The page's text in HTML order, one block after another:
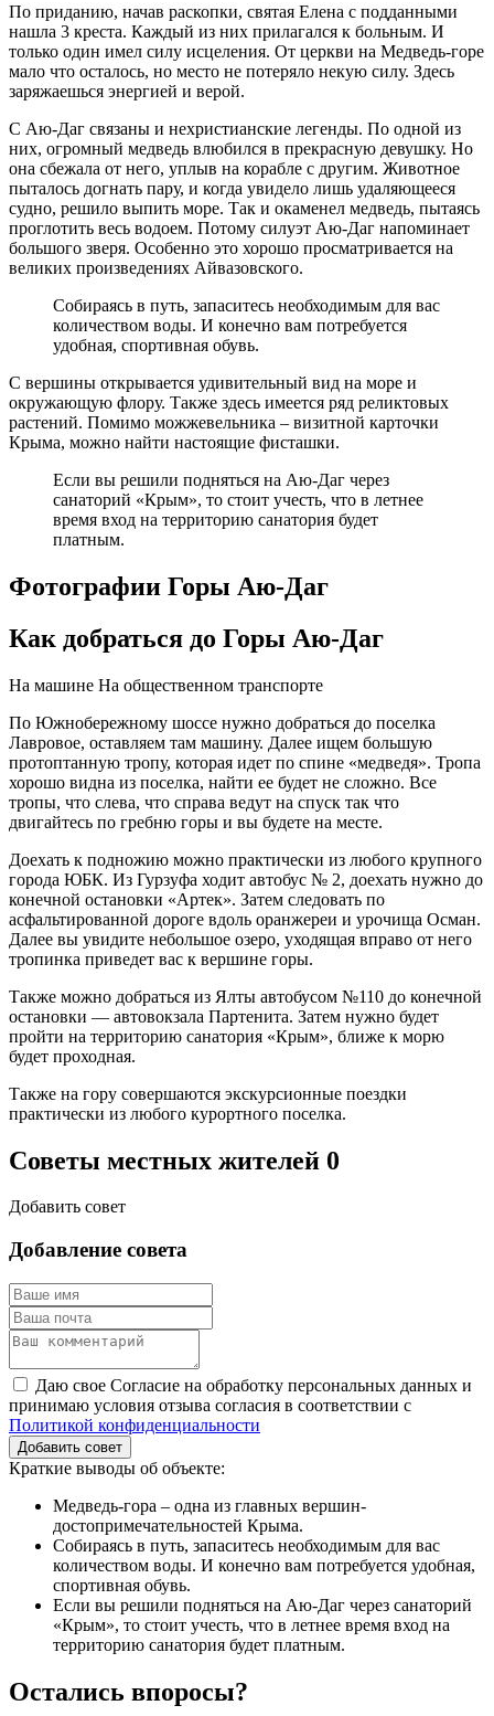
По приданию, начав раскопки, святая Елена с подданными
нашла 3 креста. Каждый из них прилагался к больным. И
только один имел силу исцеления. От церкви на Медведь-горе
мало что осталось, но место не потеряло некую силу. Здесь
заряжаешься энергией и верой.
С Аю-Даг связаны и нехристианские легенды. По одной из
них, огромный медведь влюбился в прекрасную девушку. Но
она сбежала от него, уплыв на корабле с другим. Животное
пыталось догнать пару, и когда увидело лишь удаляющееся
судно, решило выпить море. Так и окаменел медведь, пытаясь
проглотить весь водоем. Потому силуэт Аю-Даг напоминает
большого зверя. Особенно это хорошо просматривается на
великих произведениях Айвазовского.
Собираясь в путь, запаситесь необходимым для вас
количеством воды. И конечно вам потребуется
удобная, спортивная обувь.
С вершины открывается удивительный вид на море и
окружающую флору. Также здесь имеется ряд реликтовых
растений. Помимо можжевельника – визитной карточки
Крыма, можно найти настоящие фисташки.
Если вы решили подняться на Аю-Даг через
санаторий «Крым», то стоит учесть, что в летнее
время вход на территорию санатория будет
платным.
Фотографии Горы Аю-Даг
Как добраться до Горы Аю-Даг
На машине На общественном транспорте
По Южнобережному шоссе нужно добраться до поселка
Лавровое, оставляем там машину. Далее ищем большую
протоптанную тропу, которая идет по спине «медведя». Тропа
хорошо видна из поселка, найти ее будет не сложно. Все
тропы, что слева, что справа ведут на спуск так что
двигайтесь по гребню горы и вы будете на месте.
Доехать к подножию можно практически из любого крупного
города ЮБК. Из Гурзуфа ходит автобус № 2, доехать нужно до
конечной остановки «Артек». Затем следовать по
асфальтированной дороге вдоль оранжереи и урочища Осман.
Далее вы увидите небольшое озеро, уходящая вправо от него
тропинка приведет вас к вершине горы.
Также можно добраться из Ялты автобусом №110 до конечной
остановки — автовокзала Партенита. Затем нужно будет
пройти на территорию санатория «Крым», ближе к морю
будет проходная.
Также на гору совершаются экскурсионные поездки
практически из любого курортного поселка.
Советы местных жителей 0
Добавить совет
Добавление совета
Даю свое Согласие на обработку персональных данных и
принимаю условия отзыва согласия в соответствии с
Политикой конфиденциальности
Добавить совет
Краткие выводы об объекте:
Медведь-гора – одна из главных вершин-
достопримечательностей Крыма.
Собираясь в путь, запаситесь необходимым для вас
количеством воды. И конечно вам потребуется удобная,
спортивная обувь.
Если вы решили подняться на Аю-Даг через санаторий
«Крым», то стоит учесть, что в летнее время вход на
территорию санатория будет платным.
Остались впоросы?